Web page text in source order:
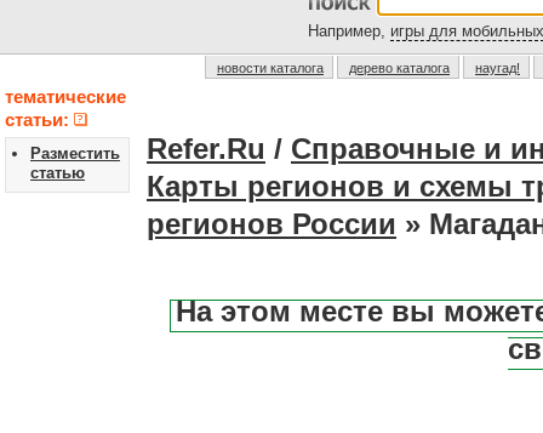
Например, игры для мобильных
новости каталога дерево каталога наугад!
тематические
статьи:
Разместить
статью
Refer.Ru / Справочные и
Карты регионов и схемы
регионов России »
На этом месте вы